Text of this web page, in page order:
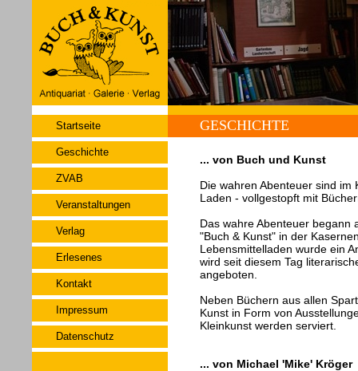
Startseite
Geschichte
ZVAB
Veranstaltungen
Verlag
Erlesenes
Kontakt
Impressum
Datenschutz
GESCHICHTE
... von Buch und Kunst
Die wahren Abenteuer sind
Laden - vollgestopft mit
Das wahre Abenteuer begann
"Buch & Kunst" in der
Lebensmittelladen wurde ein
wird seit diesem Tag
angeboten.
Neben Büchern aus allen
Kunst in Form von
Kleinkunst werden serviert.
... von Michael 'Mike' Kröger